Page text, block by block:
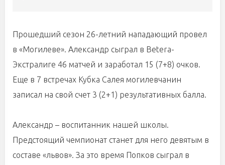
Прошедший сезон 26-летний нападающий провел
в «Могилеве». Александр сыграл в Betera-
Экстралиге 46 матчей и заработал 15 (7+8) очков.
Еще в 7 встречах Кубка Салея могилевчанин
записал на свой счет 3 (2+1) результативных балла.
Александр – воспитанник нашей школы.
Предстоящий чемпионат станет для него девятым в
составе «львов». За это время Попков сыграл в